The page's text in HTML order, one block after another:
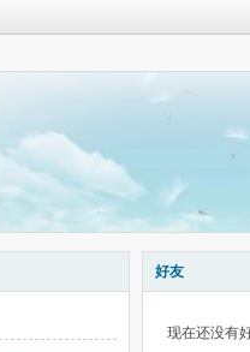
好友
现在还没有